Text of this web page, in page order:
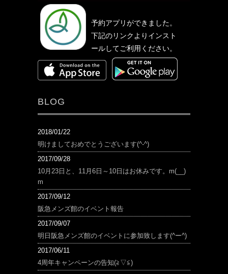
予約アプリができました。
下記のリンクよりインスト
ールしてご利用ください。
BLOG
2018/01/22
明けましておめでとうございます(^-^)
2017/09/28
10月23日と、11月6日～10日はお休みです。m(__)
m
2017/09/12
阪急メンズ館のイベント報告
2017/09/07
明日阪急メンズ館のイベントに参加致します(^ー^)
2017/06/11
4周年キャンペーンの告知(≧▽≦)